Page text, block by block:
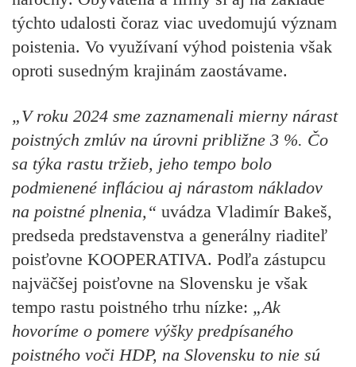
týchto udalosti čoraz viac uvedomujú význam
poistenia. Vo využívaní výhod poistenia však
oproti susedným krajinám zaostávame.
„V roku 2024 sme zaznamenali mierny nárast
poistných zmlúv na úrovni približne 3 %. Čo
sa týka rastu tržieb, jeho tempo bolo
podmienené infláciou aj nárastom nákladov
na poistné plnenia,“ uvádza Vladimír Bakeš,
predseda predstavenstva a generálny riaditeľ
poisťovne KOOPERATIVA. Podľa zástupcu
najväčšej poisťovne na Slovensku je však
tempo rastu poistného trhu nízke: „Ak
hovoríme o pomere výšky predpísaného
poistného voči HDP, na Slovensku to nie sú